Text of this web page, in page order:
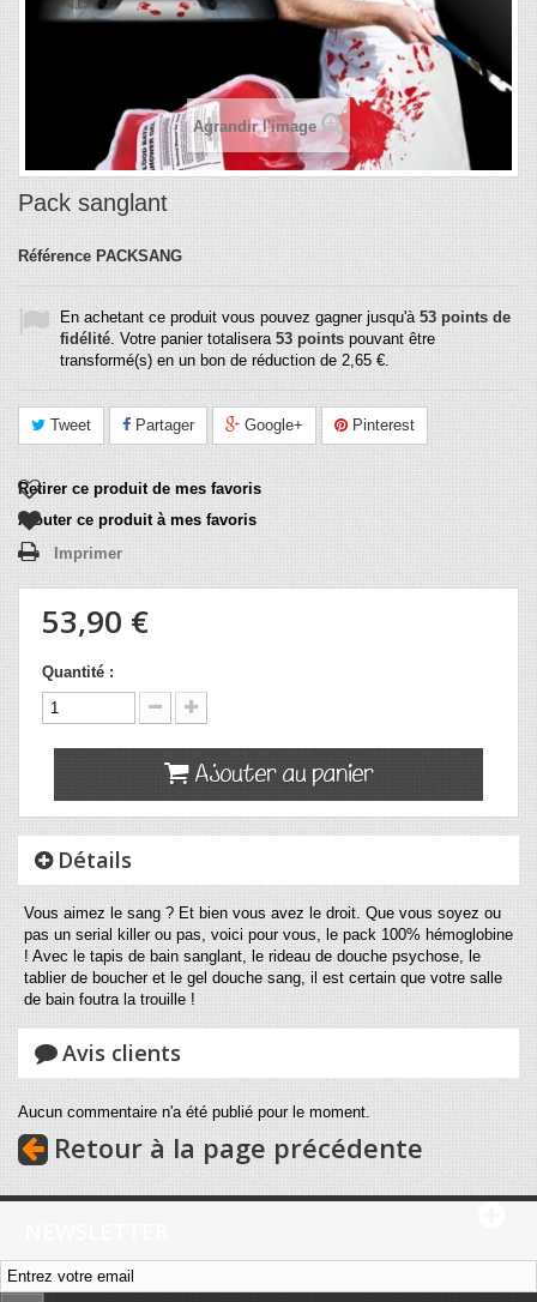
Agrandir l'image
Pack sanglant
Référence PACKSANG
En achetant ce produit vous pouvez gagner jusqu'à 53 points de
fidélité . Votre panier totalisera 53 points pouvant être
transformé(s) en un bon de réduction de 2,65 €
Tweet Partager Google+ Pinterest
Retirer ce produit de mes favoris
Ajouter ce produit à mes favoris
Imprimer
53,90 €
Quantité :
Ajouter au panier
Détails
Vous aimez le sang ? Et bien vous avez le droit. Que vous soyez ou
pas un serial killer ou pas, voici pour vous, le pack 100% hémoglobine
! Avec le tapis de bain sanglant, le rideau de douche psychose, le
tablier de boucher et le gel douche sang, il est certain que votre salle
de bain foutra la trouille !
Avis clients
Aucun commentaire n'a été publié pour le moment.
Retour à la page précédente